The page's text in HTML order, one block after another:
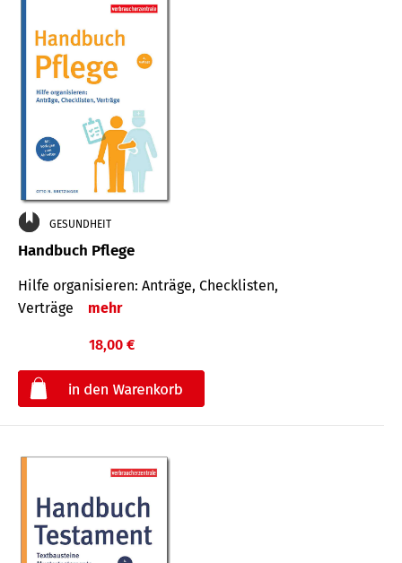
GESUNDHEIT
Handbuch Pflege
Hilfe organisieren: Anträge, Checklisten,
Verträge
mehr
18,00 €